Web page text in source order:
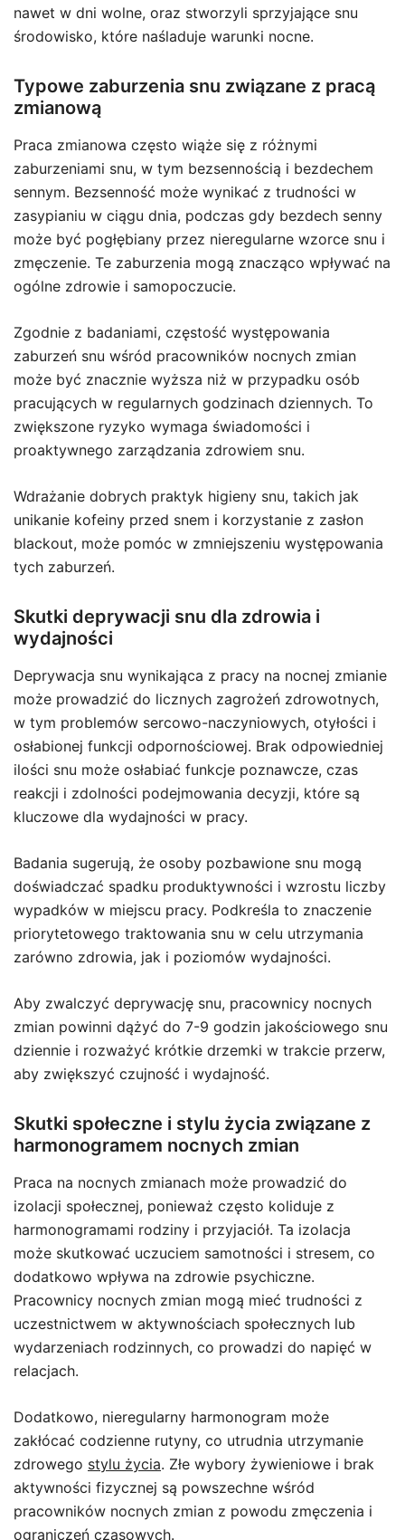
nawet w dni wolne, oraz stworzyli sprzyjające snu
środowisko, które naśladuje warunki nocne.
Typowe zaburzenia snu związane z pracą
zmianową
Praca zmianowa często wiąże się z różnymi
zaburzeniami snu, w tym bezsennością i bezdechem
sennym. Bezsenność może wynikać z trudności w
zasypianiu w ciągu dnia, podczas gdy bezdech senny
może być pogłębiany przez nieregularne wzorce snu i
zmęczenie. Te zaburzenia mogą znacząco wpływać na
ogólne zdrowie i samopoczucie.
Zgodnie z badaniami, częstość występowania
zaburzeń snu wśród pracowników nocnych zmian
może być znacznie wyższa niż w przypadku osób
pracujących w regularnych godzinach dziennych. To
zwiększone ryzyko wymaga świadomości i
proaktywnego zarządzania zdrowiem snu.
Wdrażanie dobrych praktyk higieny snu, takich jak
unikanie kofeiny przed snem i korzystanie z zasłon
blackout, może pomóc w zmniejszeniu występowania
tych zaburzeń.
Skutki deprywacji snu dla zdrowia i
wydajności
Deprywacja snu wynikająca z pracy na nocnej zmianie
może prowadzić do licznych zagrożeń zdrowotnych,
w tym problemów sercowo-naczyniowych, otyłości i
osłabionej funkcji odpornościowej. Brak odpowiedniej
ilości snu może osłabiać funkcje poznawcze, czas
reakcji i zdolności podejmowania decyzji, które są
kluczowe dla wydajności w pracy.
Badania sugerują, że osoby pozbawione snu mogą
doświadczać spadku produktywności i wzrostu liczby
wypadków w miejscu pracy. Podkreśla to znaczenie
priorytetowego traktowania snu w celu utrzymania
zarówno zdrowia, jak i poziomów wydajności.
Aby zwalczyć deprywację snu, pracownicy nocnych
zmian powinni dążyć do 7-9 godzin jakościowego snu
dziennie i rozważyć krótkie drzemki w trakcie przerw,
aby zwiększyć czujność i wydajność.
Skutki społeczne i stylu życia związane z
harmonogramem nocnych zmian
Praca na nocnych zmianach może prowadzić do
izolacji społecznej, ponieważ często koliduje z
harmonogramami rodziny i przyjaciół. Ta izolacja
może skutkować uczuciem samotności i stresem, co
dodatkowo wpływa na zdrowie psychiczne.
Pracownicy nocnych zmian mogą mieć trudności z
uczestnictwem w aktywnościach społecznych lub
wydarzeniach rodzinnych, co prowadzi do napięć w
relacjach.
Dodatkowo, nieregularny harmonogram może
zakłócać codzienne rutyny, co utrudnia utrzymanie
zdrowego stylu życia. Złe wybory żywieniowe i brak
aktywności fizycznej są powszechne wśród
pracowników nocnych zmian z powodu zmęczenia i
ograniczeń czasowych.